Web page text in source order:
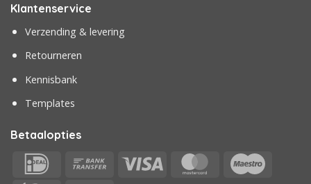
Klantenservice
Verzending & levering
Retourneren
Kennisbank
Templates
Betaalopties
IDeal
Bank
Visa MasterCard